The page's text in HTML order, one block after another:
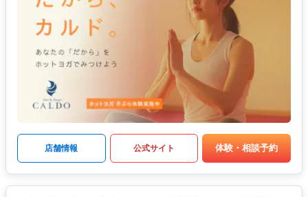
店舗情報 公式サイト 体験・相談予約